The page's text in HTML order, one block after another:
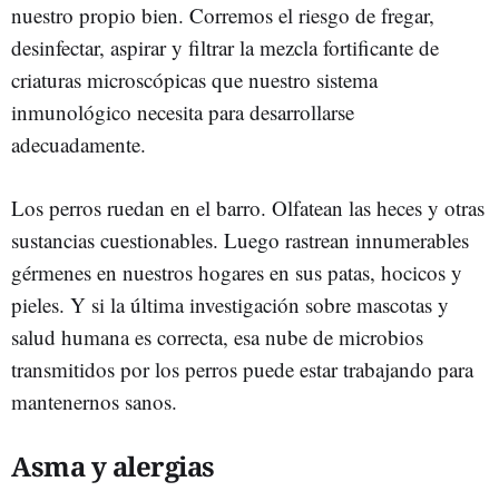
nuestro propio bien. Corremos el riesgo de fregar,
desinfectar, aspirar y filtrar la mezcla fortificante de
criaturas microscópicas que nuestro sistema
inmunológico necesita para desarrollarse
adecuadamente.
Los perros ruedan en el barro. Olfatean las heces y otras
sustancias cuestionables. Luego rastrean innumerables
gérmenes en nuestros hogares en sus patas, hocicos y
pieles. Y si la última investigación sobre mascotas y
salud humana es correcta, esa nube de microbios
transmitidos por los perros puede estar trabajando para
mantenernos sanos.
Asma y alergias